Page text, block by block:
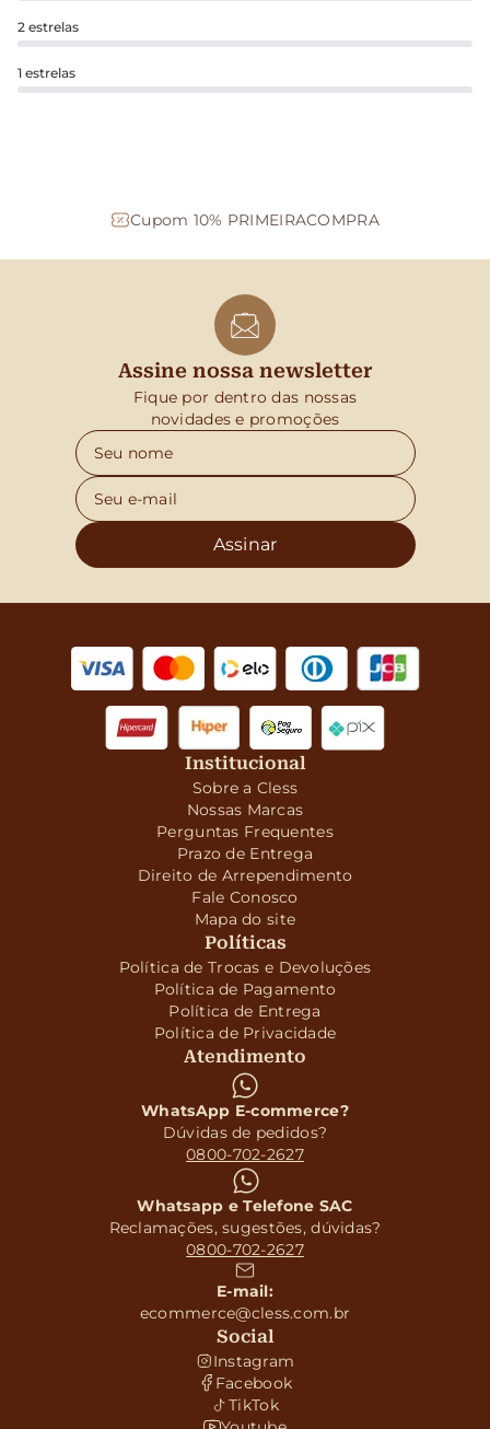
2 estrelas
1 estrelas
Cupom 10% PRIMEIRACOMPRA
Assine nossa newsletter
Fique por dentro das nossas
novidades e promoções
Assinar
Institucional
Sobre a Cless
Nossas Marcas
Perguntas Frequentes
Prazo de Entrega
Direito de Arrependimento
Fale Conosco
Mapa do site
Políticas
Política de Trocas e Devoluções
Política de Pagamento
Política de Entrega
Política de Privacidade
Atendimento
WhatsApp E-commerce?
Dúvidas de pedidos?
0800-702-2627
Whatsapp e Telefone SAC
Reclamações, sugestões, dúvidas?
0800-702-2627
E-mail:
ecommerce@cless.com.br
Social
Instagram
Facebook
TikTok